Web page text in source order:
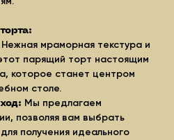
Нежная мраморная текстура и
парящий торт настоящим
которое станет центром
столе.
Мы предлагаем
позволяя вам выбрать
получения идеального